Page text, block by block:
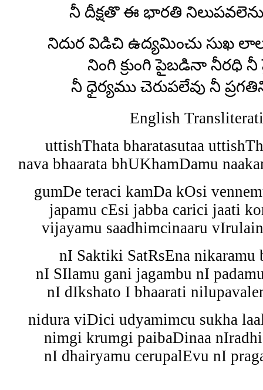
నీ దీక్షతొ ఈ భారతి
నిదుర విడిచి ఉద్యమించు సుఖ
నింగి క్రుంగి పైబడినా నీరధి
నీ ధైర్యము చెరుపలేవు నీ
English
uttishThata bharatasutaa
nava bhaarata bhUKhamDamu
gumDe teraci kamDa kOsi
japamu cEsi jabba carici jaati
vijayamu saadhimcinaaru
nI Saktiki SatRsEna
nI SIlamu gani jagambu nI
nI dIkshato I bhaarati
nidura viDici udyamimcu sukha
nimgi krumgi paibaDinaa
nI dhairyamu cerupalEvu nI